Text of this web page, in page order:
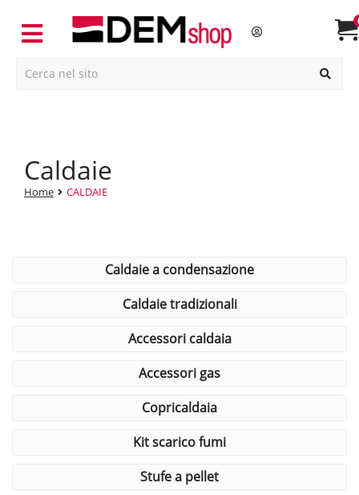
caldaie
Home CALDAIE
caldaie a condensazione
caldaie tradizionali
accessori caldaia
accessori gas
copricaldaia
kit scarico fumi
stufe a pellet